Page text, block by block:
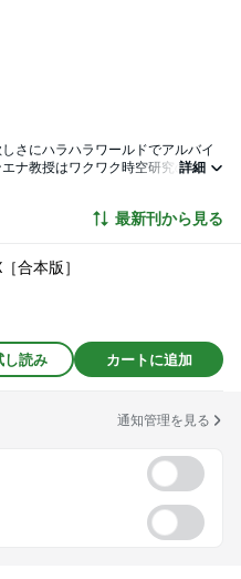
さにハラハラワールドでアルバイ
ナ教授はワクワク時空研究の第一
ラムネス達。しかし、そんな浮気
もあれ一行は調査地・ウラウラの
かつてゴブーリキの巫女・マウン
のあった場所だった。※この作品
］の2作品が収録されています。
詳細
最新刊から見る
合本版］
し読み カートに追加
通知管理を見る